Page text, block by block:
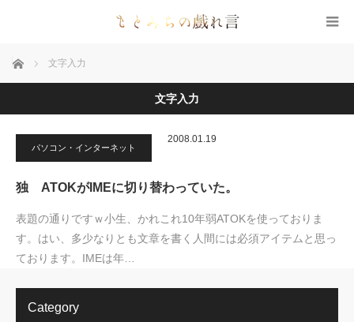
ホーム 文字入力
文字入力
パソコン・インターネット
2008.01.19
独 ATOKがIMEに切り替わっていた。
表題の通りですｗ小生、かれこれ10年弱ATOKを使っておりま
す。はい、多少なりとも文章を書く人間には必須アイテムと思っ
ております。IMEは年…
Category